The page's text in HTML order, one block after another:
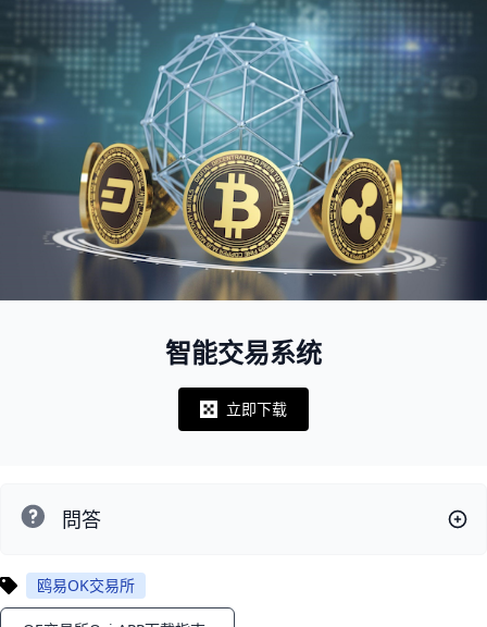
智能交易系统
Notifications
立即下载
問答
鸥易OK交易所